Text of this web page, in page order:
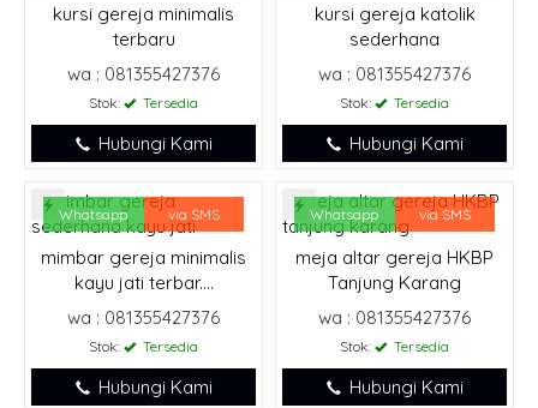
kursi gereja minimalis
terbaru
wa : 081355427376
Stok: Tersedia
Hubungi Kami
kursi gereja katolik
sederhana
wa : 081355427376
Stok: Tersedia
Hubungi Kami
Whatsapp via SMS
mimbar gereja minimalis
kayu jati terbar....
wa : 081355427376
Stok: Tersedia
Hubungi Kami
Whatsapp via SMS
meja altar gereja HKBP
Tanjung Karang
wa : 081355427376
Stok: Tersedia
Hubungi Kami